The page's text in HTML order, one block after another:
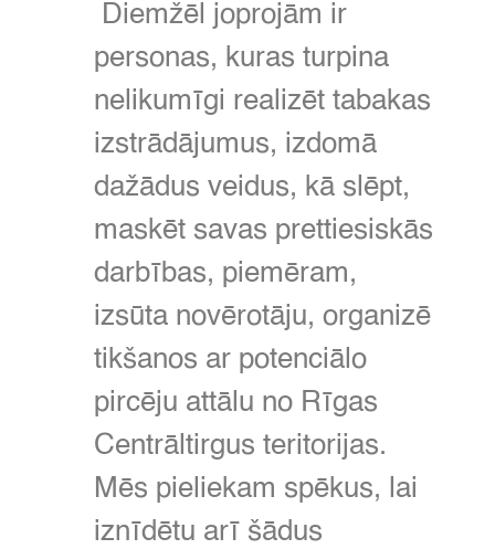
Diemžēl joprojām ir
personas, kuras turpina
nelikumīgi realizēt tabakas
izstrādājumus, izdomā
dažādus veidus, kā slēpt,
maskēt savas prettiesiskās
darbības, piemēram,
izsūta novērotāju, organizē
tikšanos ar potenciālo
pircēju attālu no Rīgas
Centrāltirgus teritorijas.
Mēs pieliekam spēkus, lai
iznīdētu arī šādus